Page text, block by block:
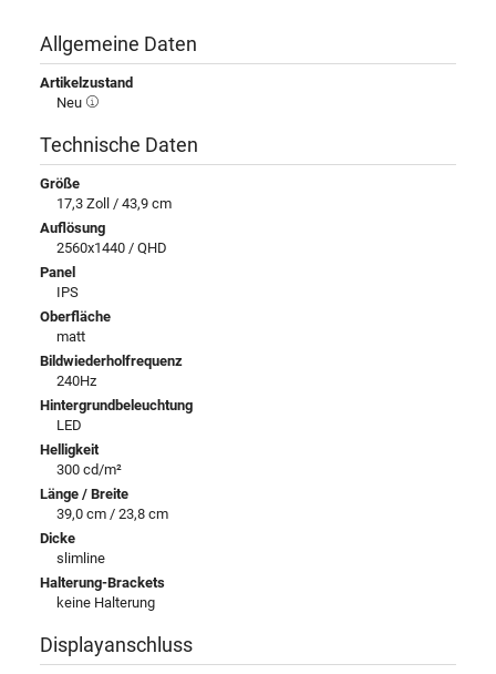
Allgemeine Daten
Artikelzustand
Neu
Technische Daten
Größe
17,3 Zoll / 43,9 cm
Auflösung
2560x1440 / QHD
Panel
IPS
Oberfläche
matt
Bildwiederholfrequenz
240Hz
Hintergrundbeleuchtung
LED
Helligkeit
300 cd/m²
Länge / Breite
39,0 cm / 23,8 cm
Dicke
slimline
Halterung-Brackets
keine Halterung
Displayanschluss